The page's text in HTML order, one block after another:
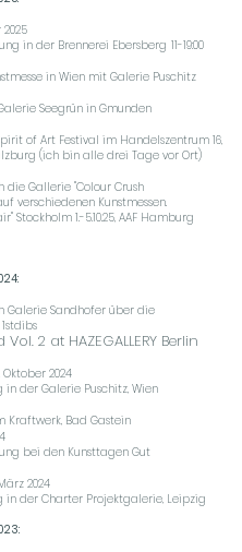
in der Brennerei Ebersberg 11-19:00
in Wien mit Galerie Puschitz
Seegrün in Gmunden
of Art Festival im Handelszentrum 16,
(ich bin alle drei Tage vor Ort)
die Gallerie "Colour Crush
verschiedenen Kunstmessen.
Stockholm 1.-5.10.25, AAF Hamburg
Galerie Sandhofer über die
Vol. 2 at HAZEGALLERY Berlin
2024
in der Galerie Puschitz, Wien
Kraftwerk, Bad Gastein
bei den Kunsttagen Gut
2024
in der Charter Projektgalerie, Leipzig